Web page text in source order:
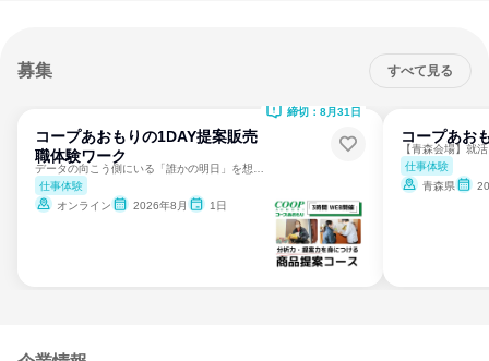
募集 すべて見る
コープあおもりの1DAY提案販売
職体験ワーク
仕事体験
オンライン
2026年8月 1日
締切：8月31日
コープあお
仕事体験
青森県